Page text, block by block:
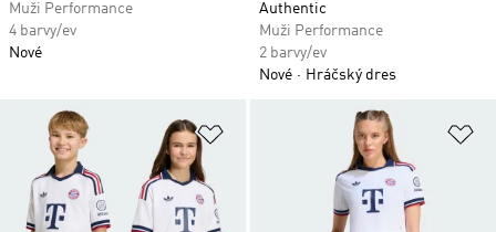
Muži Performance
4 barvy/ev
Nové
Authentic
Muži Performance
2 barvy/ev
Nové
Hráčský dres
Přidat do seznamu přání